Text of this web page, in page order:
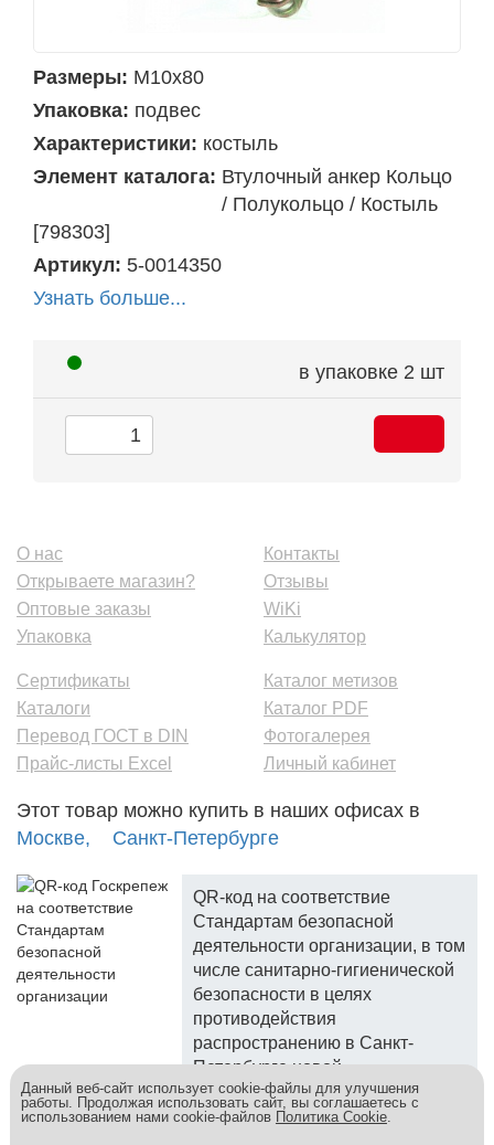
Размеры: М10х80
Упаковка: подвес
Характеристики: костыль
Элемент каталога: Втулочный анкер Кольцо
/ Полукольцо / Костыль
[798303]
Артикул: 5-0014350
Узнать больше...
в упаковке 2 шт
О нас
Открываете магазин?
Оптовые заказы
Упаковка
Контакты
Отзывы
WiKi
Калькулятор
Сертификаты
Каталоги
Перевод ГОСТ в DIN
Прайс-листы Excel
Каталог метизов
Каталог PDF
Фотогалерея
Личный кабинет
Этот товар можно купить в наших офисах в
Москве,
Санкт-Петербурге
QR-код на соответствие
Стандартам безопасной
деятельности организации, в том
числе санитарно-гигиенической
безопасности в целях
противодействия
распространению в Санкт-
Петербурге новой
коронавирусной инфекции.
Данный веб-сайт использует cookie-файлы для улучшения
работы. Продолжая использовать сайт, вы соглашаетесь с
использованием нами cookie-файлов Политика Cookie.